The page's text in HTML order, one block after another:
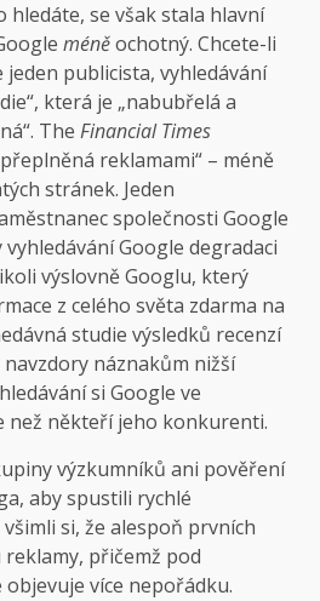
hledáte, se však stala hlavní
méněochotný. Chcete-li
publicista, vyhledávání
která je „nabubřelá a
The Financial Times
reklamami“ – méně
stránek. Jeden
společnosti Google
Google degradaci
výslovně Googlu, který
z celého světa zdarma na
studie výsledků recenzí
náznakům nižší
si Google ve
než někteří jeho konkurenti.
výzkumníků ani pověření
aby spustili rychlé
si, že alespoň prvních
přičemž pod
více nepořádku.